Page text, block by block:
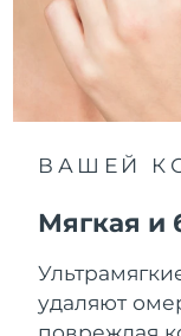
ВАШЕЙ
Мягкая и
удаляют
Кувейт
Латвия
Ливан
Люксембург